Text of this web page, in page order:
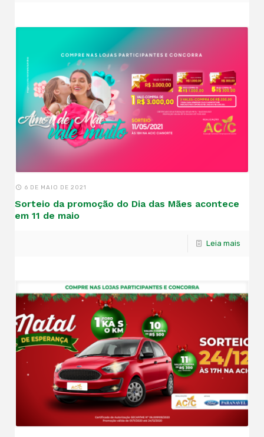
6 DE MAIO DE 2021
Sorteio da promoção do Dia das Mães acontece
em 11 de maio
Leia mais